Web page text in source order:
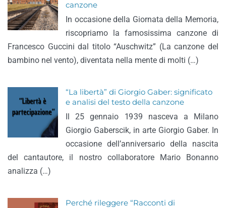
canzone
In occasione della Giornata della Memoria,
riscopriamo la famosissima canzone di
Francesco Guccini dal titolo “Auschwitz” (La canzone del
bambino nel vento), diventata nella mente di molti (…)
“La libertà” di Giorgio Gaber: significato
e analisi del testo della canzone
Il 25 gennaio 1939 nasceva a Milano
Giorgio Gaberscik, in arte Giorgio Gaber. In
occasione dell’anniversario della nascita
del cantautore, il nostro collaboratore Mario Bonanno
analizza (…)
Perché rileggere “Racconti di